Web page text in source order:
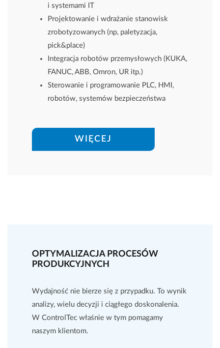
i systemami IT
Projektowanie i wdrażanie stanowisk
zrobotyzowanych (np, paletyzacja,
pick&place)
Integracja robotów przemysłowych (KUKA,
FANUC, ABB, Omron, UR itp.)
Sterowanie i programowanie PLC, HMI,
robotów, systemów bezpieczeństwa
WIĘCEJ
OPTYMALIZACJA PROCESÓW
PRODUKCYJNYCH
Wydajność nie bierze się z przypadku. To wynik
analizy, wielu decyzji i ciągłego doskonalenia.
W ControlTec właśnie w tym pomagamy
naszym klientom.